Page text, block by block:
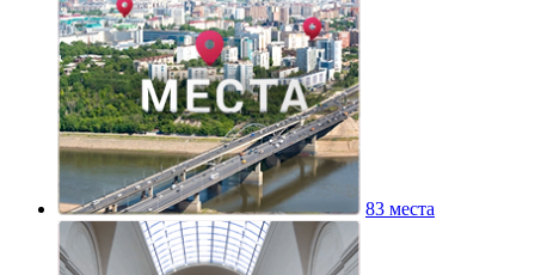
83 места